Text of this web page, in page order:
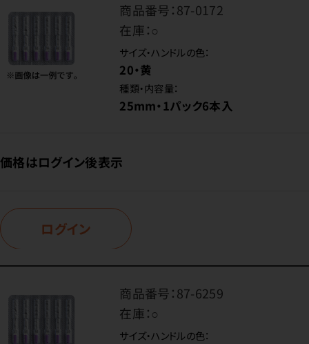
商品番号：87-0172
在庫：○
サイズ・ハンドルの色：
20・黄
種類・内容量：
25mm・1パック6本入
価格はログイン後表示
ログイン
商品番号：87-6259
在庫：○
サイズ・ハンドルの色：